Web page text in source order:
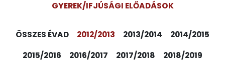
GYEREK/IFJÚSÁGI ELŐADÁSOK
ÖSSZES ÉVAD 2012/2013 2013/2014
2014/2015
2015/2016
2016/2017 2017/2018
2018/2019